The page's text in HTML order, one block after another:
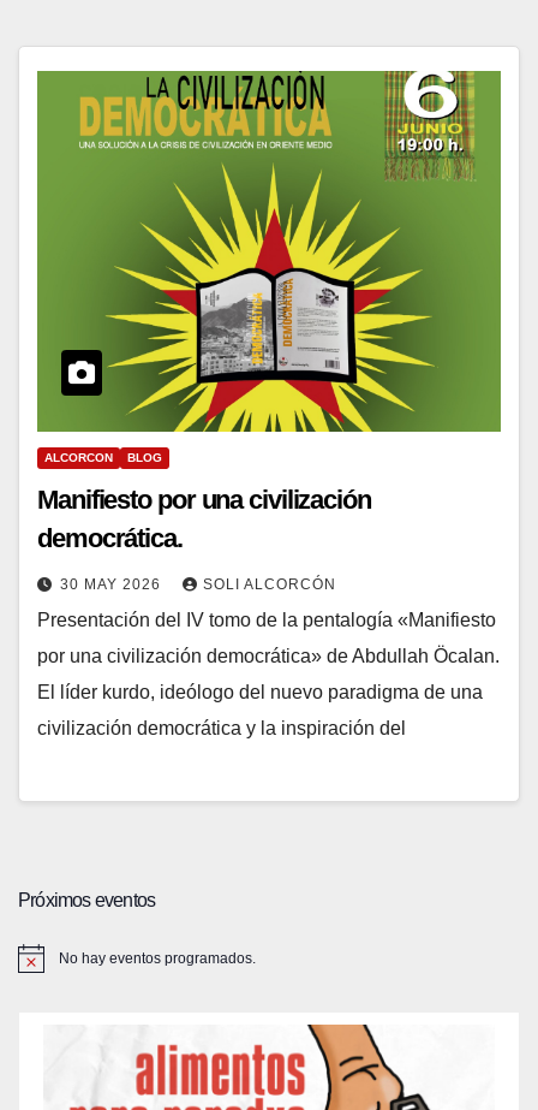
ALCORCON BLOG
Manifiesto por una civilización
democrática.
30 MAY 2026 SOLI ALCORCÓN
Presentación del IV tomo de la pentalogía «Manifiesto
por una civilización democrática» de Abdullah Öcalan.
El líder kurdo, ideólogo del nuevo paradigma de una
civilización democrática y la inspiración del
Próximos eventos
No hay eventos programados.